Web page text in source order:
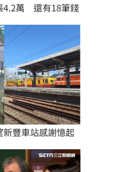
萬　還有18筆錢
新豐車站感謝憶起